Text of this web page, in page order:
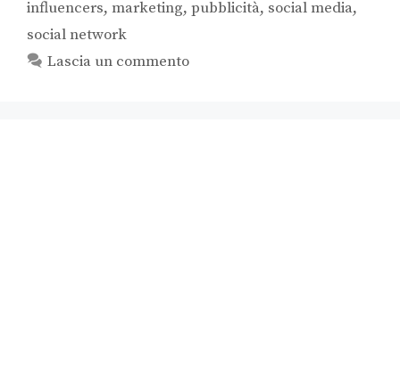
influencers, marketing, pubblicità, social media,
social network
Lascia un commento